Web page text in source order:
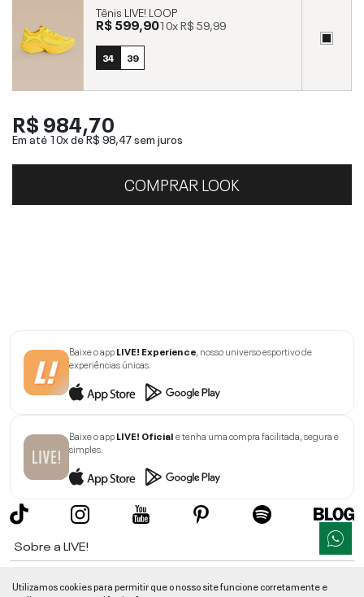
Tênis LIVE! LOOP
R$ 599,9010xR$ 59,99
34 39
R$ 984,70
Em até 10x deR$ 98,47sem juros
COMPRAR LOOK
Baixe o appLIVE! Experience, nosso universo esportivo de
experiências únicas.
Baixe o appLIVE! Oficiale tenha uma compra facilitada, segura e
simples.
Sobre a LIVE!
Utilizamos cookies para permitir que o nosso site funcione corretamente e